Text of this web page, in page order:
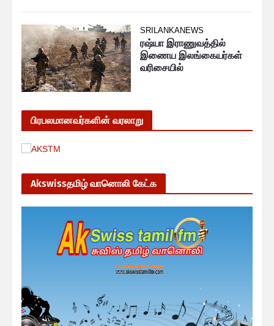
SRILANKANEWS
ரஷ்யா இராணுவத்தில்
இணைய இலங்கையர்கள்
வரிசையில்
பிரபலமானவர்களின் வரலாறு
Akswissதமிழ் வானொலி கேட்க